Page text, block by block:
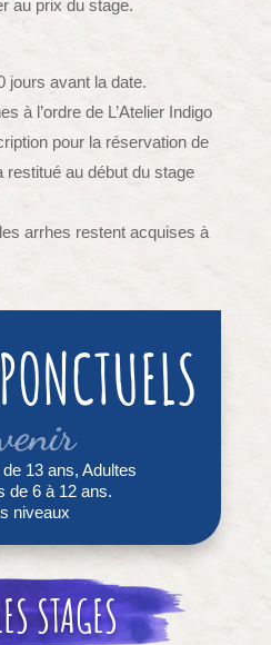
au prix du stage.
jours avant la date.
à l’ordre de L’Atelier Indigo
pour la réservation de
restitué au début du stage
arrhes restent acquises à
13 ans, Adultes
de 6 à 12 ans.
niveaux
STAGES